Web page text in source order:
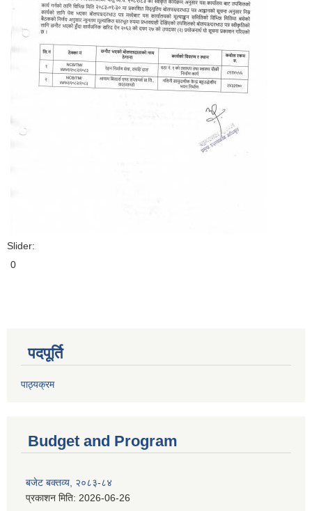
Slider:
0
पदपूर्ति
पाठ्यक्रम
Budget and Program
बजेट बक्तव्य, २०८३-८४
प्रकाशन मिति: 2026-06-26